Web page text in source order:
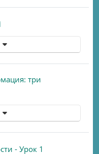
три
- Урок 1